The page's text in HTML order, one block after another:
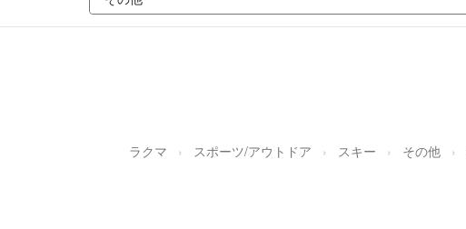
ラクマ スポーツ/アウトドア スキー その他